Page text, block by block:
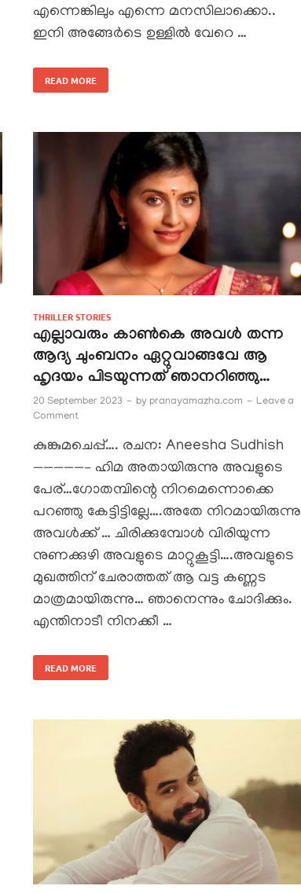
എന്നെങ്കിലും എന്നെ മനസിലാക്കൊ..
ഇനി അങ്ങേർടെ ഉള്ളിൽ വേറെ …
READ MORE
THRILLER STORIES
എല്ലാവരും കാൺകെ അവൾ തന്ന
ആദ്യ ചുംബനം ഏറ്റുവാങ്ങവേ ആ
ഹൃദയം പിടയുന്നത് ഞാനറിഞ്ഞു…
20 September 2023 - by pranayamazha.com - Leave a
Comment
കുങ്കുമചെപ്പ്…. രചന: Aneesha Sudhish
—————– ഹിമ അതായിരുന്നു അവളുടെ
പേര്…ഗോതമ്പിന്റെ നിറമെന്നൊക്കെ
പറഞ്ഞു കേട്ടിട്ടില്ലേ….അതേ നിറമായിരുന്നു
അവൾക്ക് … ചിരിക്കുമ്പോൾ വിരിയുന്ന
നുണക്കുഴി അവളുടെ മാറ്റുകൂട്ടി….അവളുടെ
മുഖത്തിന് ചേരാത്തത് ആ വട്ട കണ്ണട
മാത്രമായിരുന്നു… ഞാനെന്നും ചോദിക്കും.
എന്തിനാടീ നിനക്കീ …
READ MORE